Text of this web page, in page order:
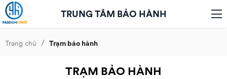
TRUNG TÂM BẢO HÀNH
Trang chủ / Trạm bảo hành
TRẠM BẢO HÀNH